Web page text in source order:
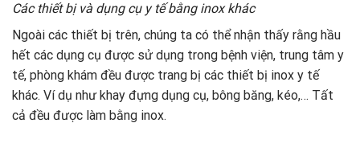
Các thiết bị và dụng cụ y tế bằng inox khác
Ngoài các thiết bị trên, chúng ta có thể nhận thấy rằng hầu
hết các dụng cụ được sử dụng trong bệnh viện, trung tâm y
tế, phòng khám đều được trang bị các thiết bị inox y tế
khác. Ví dụ như khay đựng dụng cụ, bông băng, kéo,… Tất
cả đều được làm bằng inox.